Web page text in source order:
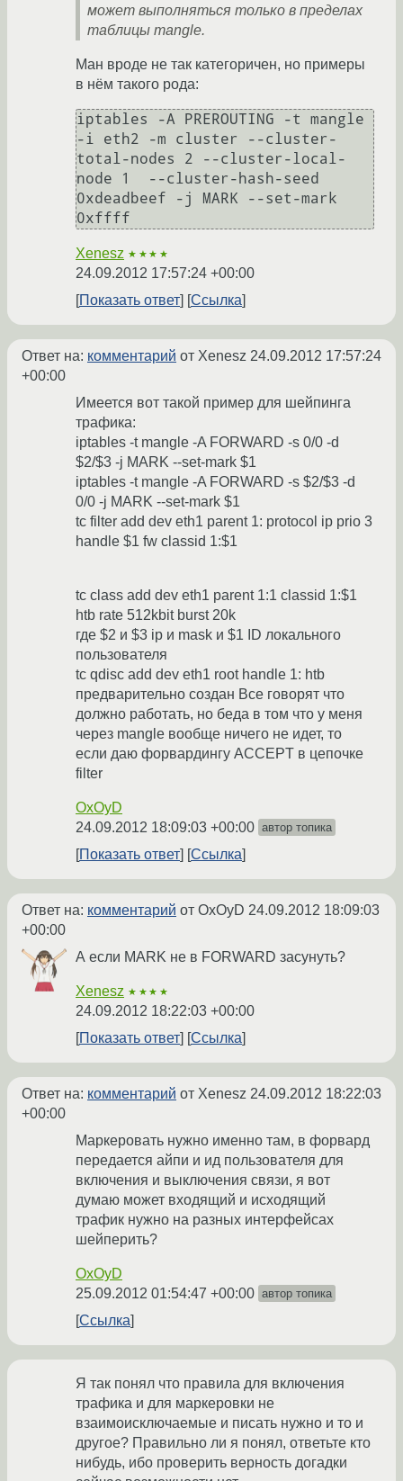
может выполняться только в пределах
таблицы mangle.
Ман вроде не так категоричен, но примеры
в нём такого рода:
iptables -A PREROUTING -t mangle
-i eth2 -m cluster --cluster-
total-nodes 2 --cluster-local-
node 1  --cluster-hash-seed
0xdeadbeef -j MARK --set-mark
0xffff
Xenesz ★★★★
24.09.2012 17:57:24 +00:00
Показать ответ
Ссылка
Ответ на: комментарий от Xenesz 24.09.2012 17:57:24
+00:00
Имеется вот такой пример для шейпинга
трафика:
iptables -t mangle -A FORWARD -s 0/0 -d
$2/$3 -j MARK --set-mark $1
iptables -t mangle -A FORWARD -s $2/$3 -d
0/0 -j MARK --set-mark $1
tc filter add dev eth1 parent 1: protocol ip prio 3
handle $1 fw classid 1:$1
tc class add dev eth1 parent 1:1 classid 1:$1
htb rate 512kbit burst 20k
где $2 и $3 ip и mask и $1 ID локального
пользователя
tc qdisc add dev eth1 root handle 1: htb
предварительно создан Все говорят что
должно работать, но беда в том что у меня
через mangle вообще ничего не идет, то
если даю форвардингу ACCEPT в цепочке
filter
OxOyD
24.09.2012 18:09:03 +00:00 автор топика
Показать ответ Ссылка
Ответ на: комментарий от OxOyD 24.09.2012 18:09:03
+00:00
А если MARK не в FORWARD засунуть?
Xenesz ★★★★
24.09.2012 18:22:03 +00:00
Показать ответ
Ссылка
Ответ на: комментарий от Xenesz 24.09.2012 18:22:03
+00:00
Маркеровать нужно именно там, в форвард
передается айпи и ид пользователя для
включения и выключения связи, я вот
думаю может входящий и исходящий
трафик нужно на разных интерфейсах
шейперить?
OxOyD
25.09.2012 01:54:47 +00:00 автор топика
Ссылка
Я так понял что правила для включения
трафика и для маркеровки не
взаимоисключаемые и писать нужно и то и
другое? Правильно ли я понял, ответьте кто
нибудь, ибо проверить верность догадки